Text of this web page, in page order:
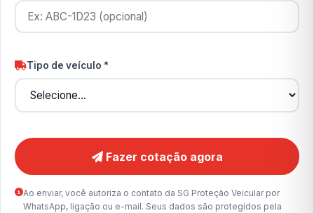
Tipo de veículo *
Fazer cotação agora
Ao enviar, você autoriza o contato da SG Proteção Veicular por
WhatsApp, ligação ou e-mail. Seus dados são protegidos pela